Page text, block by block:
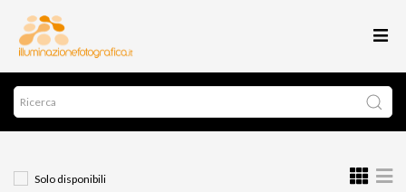
Solo disponibili